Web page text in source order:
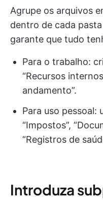
Agrupe os arquivos
dentro de cada
garante que tudo
Para o trabalho:
“Recursos
andamento”.
Para uso pessoal:
“Impostos”,
“Registros de
Introduza